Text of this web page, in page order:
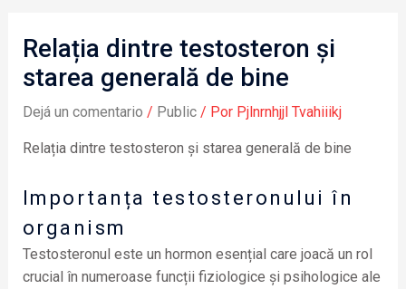
Relația dintre testosteron și
starea generală de bine
Dejá un comentario / Public/ Por Pjlnrnhjjl Tvahiiikj
Relația dintre testosteron și starea generală de bine
Importanța testosteronului în
organism
Testosteronul este un hormon esențial care joacă un rol
crucial în numeroase funcții fiziologice și psihologice ale